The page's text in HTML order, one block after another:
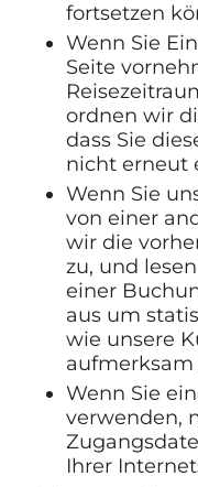
fortsetzen
Wenn Sie
Seite
ordnen wir
dass Sie
nicht erneut
Wenn Sie
von einer
wir die
zu, und
einer
aus um
wie unsere
Wenn Sie
verwenden,
Ihrer